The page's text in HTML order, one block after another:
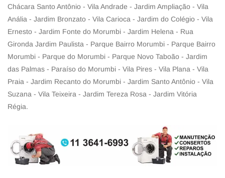
Chácara Santo Antônio - Vila Andrade - Jardim Ampliação - Vila
Anália - Jardim Bronzato - Vila Carioca - Jardim do Colégio - Vila
Ernesto - Jardim Fonte do Morumbi - Jardim Helena - Rua
Gironda Jardim Paulista - Parque Bairro Morumbi - Parque Bairro
Morumbi - Parque do Morumbi - Parque Novo Taboão - Jardim
das Palmas - Paraíso do Morumbi - Vila Pires - Vila Plana - Vila
Praia - Jardim Recanto do Morumbi - Jardim Santo Antônio - Vila
Suzana - Vila Teixeira - Jardim Tereza Rosa - Jardim Vitória
Régia.